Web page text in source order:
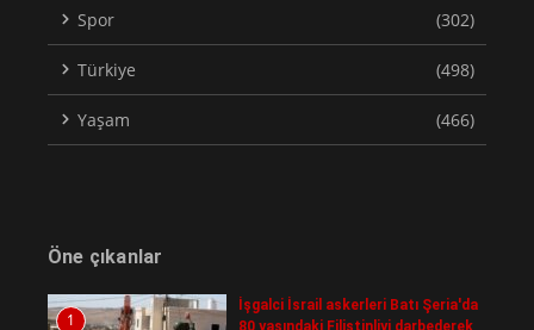
Spor (302)
Türkiye (498)
Yaşam (466)
Öne çıkanlar
1
İşgalci İsrail askerleri Batı Şeria'da
80 yaşındaki Filistinliyi darbederek